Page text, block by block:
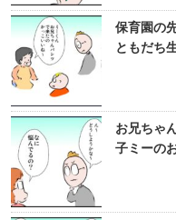
保育園の
ともだち
お兄ちゃ
子ミーの